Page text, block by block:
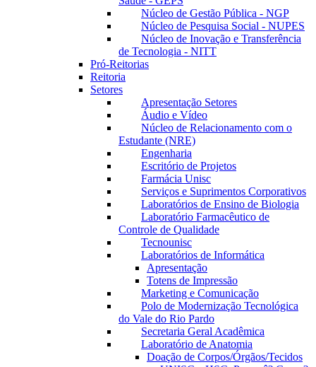
Núcleo de Gestão Pública - NGP
Núcleo de Pesquisa Social - NUPES
Núcleo de Inovação e Transferência
de Tecnologia - NITT
Pró-Reitorias
Reitoria
Setores
Apresentação Setores
Áudio e Vídeo
Núcleo de Relacionamento com o
Estudante (NRE)
Engenharia
Escritório de Projetos
Farmácia Unisc
Serviços e Suprimentos Corporativos
Laboratórios de Ensino de Biologia
Laboratório Farmacêutico de
Controle de Qualidade
Tecnounisc
Laboratórios de Informática
Apresentação
Totens de Impressão
Marketing e Comunicação
Polo de Modernização Tecnológica
do Vale do Rio Pardo
Secretaria Geral Acadêmica
Laboratório de Anatomia
Doação de Corpos/Órgãos/Tecidos